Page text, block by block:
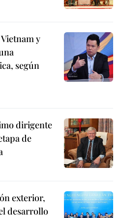
y
según
dirigente
de
exterior,
desarrollo